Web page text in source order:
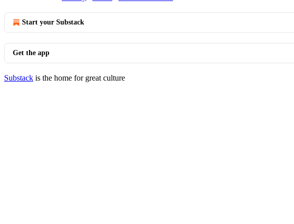
Start your Substack
Get the app
Substack is the home for great culture